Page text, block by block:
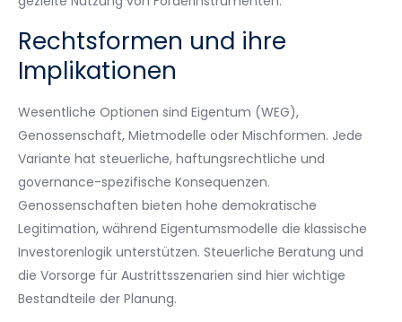
Rechtsformen und ihre
Implikationen
Wesentliche Optionen sind Eigentum (WEG),
Genossenschaft, Mietmodelle oder Mischformen. Jede
Variante hat steuerliche, haftungsrechtliche und
governance-spezifische Konsequenzen.
Genossenschaften bieten hohe demokratische
Legitimation, während Eigentumsmodelle die klassische
Investorenlogik unterstützen. Steuerliche Beratung und
die Vorsorge für Austrittsszenarien sind hier wichtige
Bestandteile der Planung.